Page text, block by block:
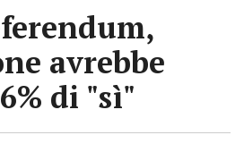
avrebbe
di "sì"